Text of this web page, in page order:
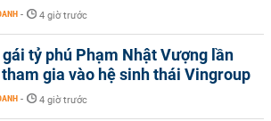
- 4 giờ trước
gái tỷ phú Phạm Nhật Vượng lần
gia vào hệ sinh thái Vingroup
- 4 giờ trước